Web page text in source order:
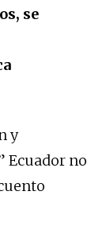
se
y
Ecuador no